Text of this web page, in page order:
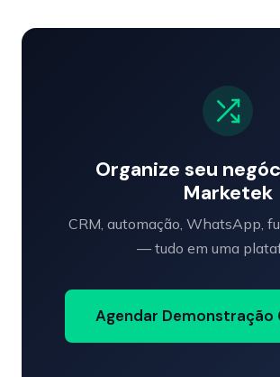
Organize seu
Marketek
CRM, automação, WhatsApp,
— tudo em uma
Agendar